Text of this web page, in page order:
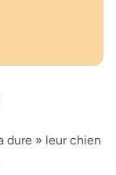
dure » leur chien